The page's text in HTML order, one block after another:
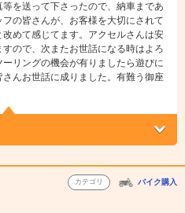
を送って下さったので、納車まであ
の皆さんが、お客様を大切にされて
めて感じてます。アクセルさんは安
ので、次またお世話になる時はよろ
リングの機会が有りましたら遊びに
んお世話に成りました。有難う御座
カテゴリ バイク購入